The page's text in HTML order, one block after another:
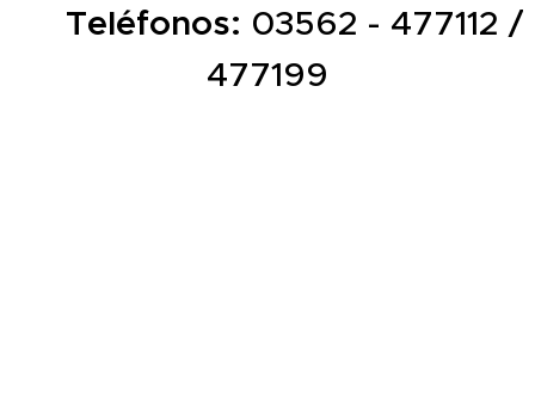
Teléfonos: 03562 - 477112 /
477199